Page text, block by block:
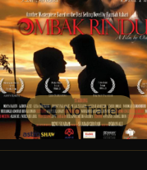
No Trailer